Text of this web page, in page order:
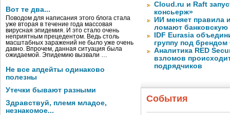
Вот те два...
Поводом для написания этого блога стала
уже вторая в течение года массовая
вирусная эпидемия. И это стало очень
неприятным прецедентом. Ведь столь
масштабных заражений не было уже очень
давно. Впрочем, данная ситуация была
ожидаемой. Эпидемию вызвали …
Не все апдейты одинаково
полезны
Утечки бывают разными
Здравствуй, племя младое,
незнакомое...
Cloud.ru и Raft
консьерж»
ИИ меняет правила
ломают
IDF Eurasia
группу под
Аналитика RED
взломов
подрядчиков
События